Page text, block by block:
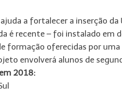
a fortalecer a inserção da
é recente – foi instalado em
formação oferecidas por
envolverá alunos de
2018: